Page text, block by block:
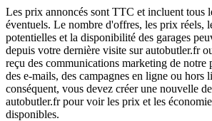
Les prix annoncés sont TTC et incluent tous
éventuels. Le nombre d'offres, les prix réels,
potentielles et la disponibilité des garages
depuis votre dernière visite sur autobutler.fr
reçu des communications marketing de notre
des e-mails, des campagnes en ligne ou hors
conséquent, vous devez créer une nouvelle
autobutler.fr pour voir les prix et les
disponibles.